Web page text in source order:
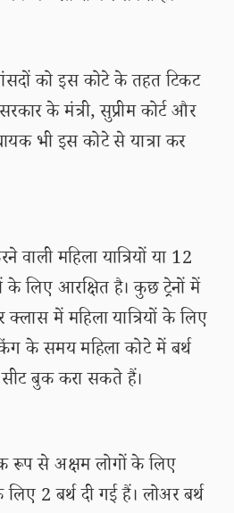
को इस कोटे के तहत टिकट
के मंत्री, सुप्रीम कोर्ट और
भी इस कोटे से यात्रा कर
वाली महिला यात्रियों या 12
लिए आरक्षित है। कुछ ट्रेनों में
में महिला यात्रियों के लिए
के समय महिला कोटे में बर्थ
बुक करा सकते हैं।
रूप से अक्षम लोगों के लिए
लिए 2 बर्थ दी गई हैं। लोअर बर्थ